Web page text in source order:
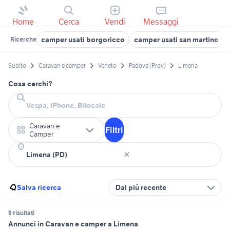
Home Cerca Vendi Messaggi
Ricerche camper usati borgoricco camper usati san martino di
Subito Caravan e camper Veneto Padova (Prov) Limena
Cosa cerchi?
Caravan e
Camper
Filtri
Salva ricerca Dal più recente
9 risultati
Annunci in Caravan e camper a Limena